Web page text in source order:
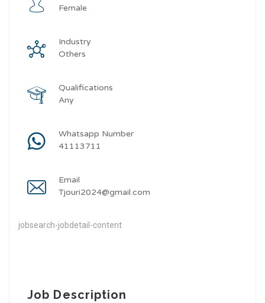
Female
Industry
Others
Qualifications
Any
Whatsapp Number
41113711
Email
Tjouri2024@gmail.com
jobsearch-jobdetail-content
Job Description